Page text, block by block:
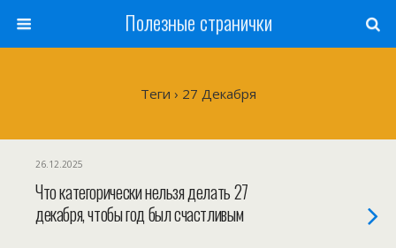
Полезные странички
Теги › 27 Декабря
26.12.2025
Что категорически нельзя делать 27
декабря, чтобы год был счастливым